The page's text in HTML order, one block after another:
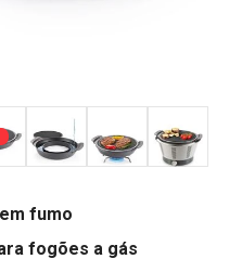
fumo
fogões a gás